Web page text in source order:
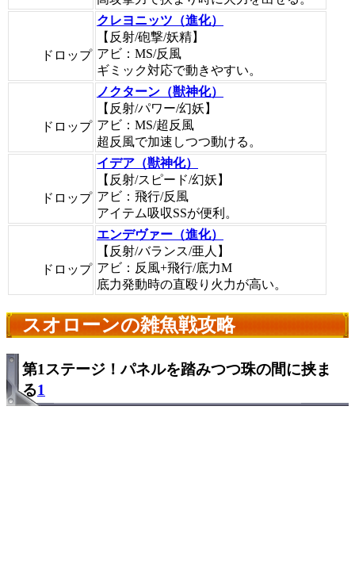
ドロップ
クレヨニッツ（進化）
【反射/砲撃/妖精】
アビ：MS/反風
ギミック対応で動きやすい。
ドロップ
ノクターン（獣神化）
【反射/パワー/幻妖】
アビ：MS/超反風
超反風で加速しつつ動ける。
ドロップ
イデア（獣神化）
【反射/スピード/幻妖】
アビ：飛行/反風
アイテム吸収SSが便利。
ドロップ
エンデヴァー（進化）
【反射/バランス/亜人】
アビ：反風+飛行/底力M
底力発動時の直殴り火力が高い。
スオローンの雑魚戦攻略
第1ステージ！パネルを踏みつつ珠の間に挟ま
る1